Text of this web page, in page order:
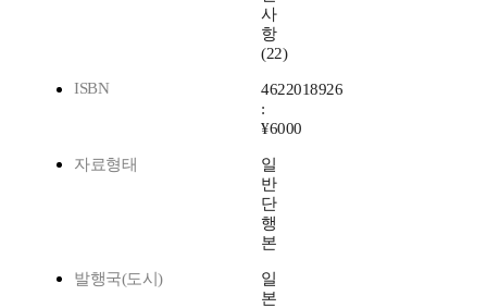
사
항
(22)
ISBN
4622018926
:
¥6000
자료형태
일
반
단
행
본
발행국(도시)
일
본